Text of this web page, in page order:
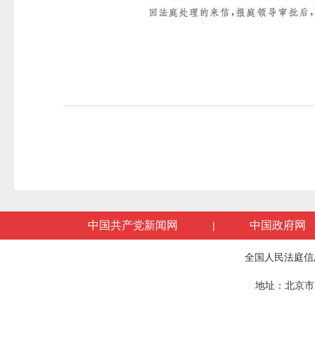
中国共产党新闻网 | 中国政府网
全国人民法庭
地址：北京